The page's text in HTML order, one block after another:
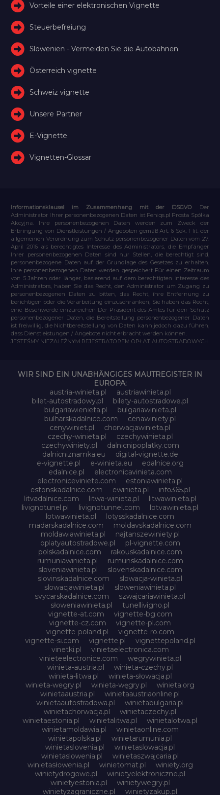
Vorteile einer elektronischen Vignette
Steuerbefreiung
Slowenien - Vermeiden Sie die Autobahnen
Österreich vignette
Schweiz vignette
Unsere Partner
E-Vignette
Vignetten-Glossar
Informationsklausel im Zusammenhang mit der DSGVO
Der
Administrator Ihrer personenbezogenen Daten ist Feniqs.pl Prosta Spółka
Akcyjna. Ihre personenbezogenen Daten werden zum Zweck der
Erbringung von Dienstleistungen / Angeboten gemäß Art. 6 Sek. 1 lit. der
allgemeinen Verordnung zum Schutz personenbezogener Daten vom 27.
April 2016 als berechtigtes Interesse des Administrators, die Empfänger
Ihrer personenbezogenen Daten sind nur Stellen, die berechtigt sind,
personenbezogene Daten auf der Grundlage des Gesetzes zu erhalten,
Ihre personenbezogenen Daten werden gespeichert Für einen Zeitraum
von 5 Jahren oder länger, basierend auf dem berechtigten Interesse des
Administrators, haben Sie das Recht, den Administrator um Zugang zu
personenbezogenen Daten zu bitten, das Recht, ihre Entfernung zu
berichtigen oder die Verarbeitung einzuschränken, Sie haben das Recht,
eine Beschwerde einzureichen Der Präsident des Amtes für den Schutz
personenbezogener Daten, die Bereitstellung personenbezogener Daten
ist freiwillig, die Nichtbereitstellung von Daten kann jedoch dazu führen,
dass Dienstleistungen / Angebote nicht erbracht werden können.
JESTEŚMY NIEZALEŻNYM REJESTRATOREM OPŁAT AUTOSTRADOWYCH
WIR SIND EIN UNABHÄNGIGES MAUTREGISTER IN
EUROPA:
austria-winieta.pl
austriawinieta.pl
bilet-autostradowy.pl
bilety-autostradowe.pl
bulgariawienieta.pl
bulgariawinieta.pl
bulharskadalnice.com
cenawiniety.pl
cenywiniet.pl
chorwacjawinieta.pl
czechy-winieta.pl
czechywinieta.pl
czechywiniety.pl
dalnicnipoplatky.com
dalnicniznamka.eu
digital-vignette.de
e-vignette.pl
e-winieta.eu
edalnice.org
edalnice.pl
electronicavinieta.com
electroniceviniete.com
estoniawinieta.pl
estonskadalnice.com
ewinieta.pl
info365.pl
litvadalnice.com
litwa-winieta.pl
litwawinieta.pl
livignotunel.pl
livignotunnel.com
lotvawinieta.pl
lotwawinieta.pl
lotysskadalnice.com
madarskadalnice.com
moldavskadalnice.com
moldawiawinieta.pl
najtanszewiniety.pl
oplatyautostradowe.pl
pl-vignette.com
polskadalnice.com
rakouskadalnice.com
rumuniawinieta.pl
rumunskadalnice.com
sloveniawinieta.pl
slovenskadalnice.com
slovinskadalnice.com
slowacja-winieta.pl
slowacjawinieta.pl
sloweniawinieta.pl
svycarskadalnice.com
szwajcariawinieta.pl
słoweniawinieta.pl
tunellivigno.pl
vignette-at.com
vignette-bg.com
vignette-cz.com
vignette-pl.com
vignette-poland.pl
vignette-ro.com
vignette-si.com
vignette.pl
vignettepoland.pl
vinetki.pl
vinietaelectronica.com
vinieteelectronice.com
wegrywinieta.pl
winieta-austria.pl
winieta-czechy.pl
winieta-litwa.pl
winieta-słowacja.pl
winieta-wegry.pl
winieta-węgry.pl
winieta.org
winietaaustria.pl
winietaaustriaonline.pl
winietaautostradowa.pl
winietabulgaria.pl
winietachorwacja.pl
winietaczechy.pl
winietaestonia.pl
winietalitwa.pl
winietalotwa.pl
winietamoldawia.pl
winietaonline.com
winietapolska.pl
winietarumunia.pl
winietaslovenia.pl
winietaslowacja.pl
winietaslowenia.pl
winietaszwajcaria.pl
winietasłowenia.pl
winietomat.pl
winiety.org
winietydrogowe.pl
winietyelektroniczne.pl
winietyestonia.pl
winietywegry.pl
winietyzagraniczne.pl
winietyzakup.pl